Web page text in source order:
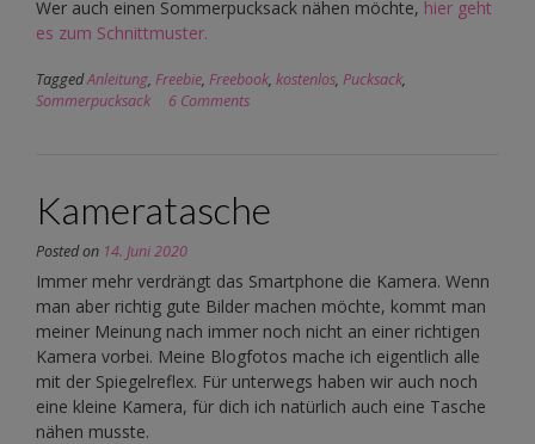
Wer auch einen Sommerpucksack nähen möchte, hier geht
es zum Schnittmuster.
TaggedAnleitung, Freebie, Freebook, kostenlos, Pucksack,
Sommerpucksack
6 Comments
Kameratasche
Posted on 14. Juni 2020
Immer mehr verdrängt das Smartphone die Kamera. Wenn
man aber richtig gute Bilder machen möchte, kommt man
meiner Meinung nach immer noch nicht an einer richtigen
Kamera vorbei. Meine Blogfotos mache ich eigentlich alle
mit der Spiegelreflex. Für unterwegs haben wir auch noch
eine kleine Kamera, für dich ich natürlich auch eine Tasche
nähen musste.